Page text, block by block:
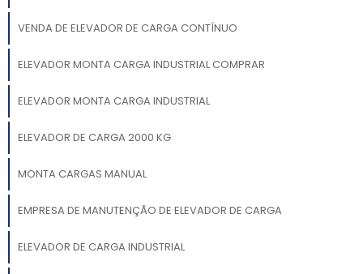
VENDA DE ELEVADOR DE CARGA CONTÍNUO
ELEVADOR MONTA CARGA INDUSTRIAL COMPRAR
ELEVADOR MONTA CARGA INDUSTRIAL
ELEVADOR DE CARGA 2000 KG
MONTA CARGAS MANUAL
EMPRESA DE MANUTENÇÃO DE ELEVADOR DE CARGA
ELEVADOR DE CARGA INDUSTRIAL